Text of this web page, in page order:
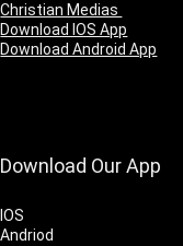
Christian Medias
Download IOS App
Download Android App
Download Our App
IOS
Andriod